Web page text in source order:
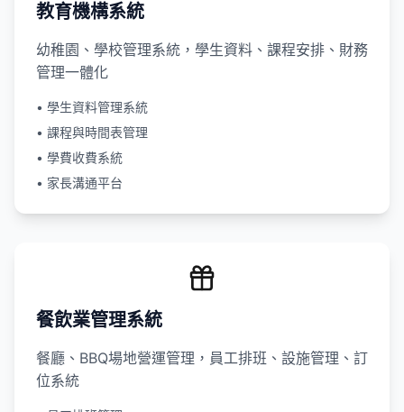
教育機構系統
幼稚園、學校管理系統，學生資料、課程安排、財務
管理一體化
• 學生資料管理系統
• 課程與時間表管理
• 學費收費系統
• 家長溝通平台
餐飲業管理系統
餐廳、BBQ場地營運管理，員工排班、設施管理、訂
位系統